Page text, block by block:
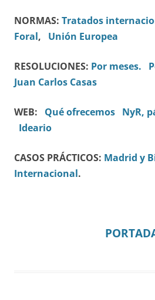
NORMAS: Tratados
Foral, Unión Europea
RESOLUCIONES: Por meses.
Juan Carlos Casas
WEB: Qué ofrecemos NyR,
Ideario
CASOS PRÁCTICOS: Madrid y
Internacional.